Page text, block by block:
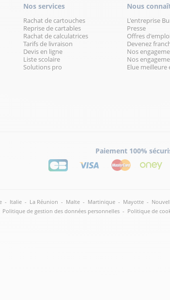
Nos services
Rachat de cartouches
Reprise de cartables
Rachat de calculatrices
Tarifs de livraison
Devis en ligne
Liste scolaire
Solutions pro
Nous
L'entreprise
Presse
Offres d'emploi
Devenez
Nos
Nos
Elue meilleure
Paiement 100%
- Italie - La Réunion - Malte - Martinique - Mayotte -
Politique de gestion des données personnelles - Politique de